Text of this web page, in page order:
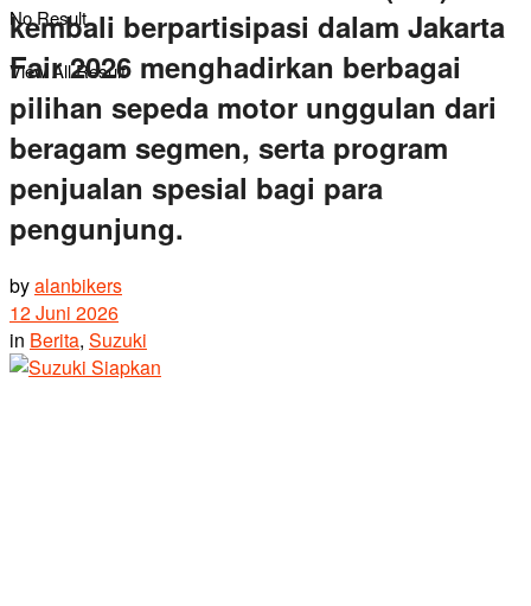
No Result
View All Result
kembali berpartisipasi dalam Jakarta
Fair 2026 menghadirkan berbagai
pilihan sepeda motor unggulan dari
beragam segmen, serta program
penjualan spesial bagi para
pengunjung.
byalanbikers
12 Juni 2026
in Berita, Suzuki